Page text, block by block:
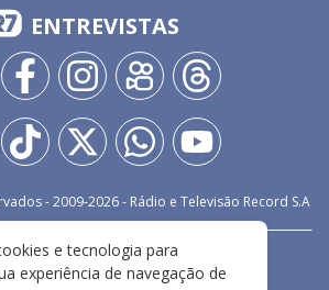
ENTREVISTAS
- 2009-2026- Rádio e Televisão Record S.A
FALE CONOSCO
PRIVACIDADE
e tecnologia para
experiência de navegação de